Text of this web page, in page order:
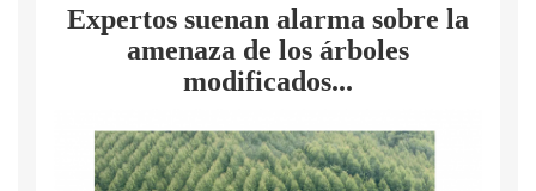
Expertos suenan alarma sobre la
amenaza de los árboles
modificados...